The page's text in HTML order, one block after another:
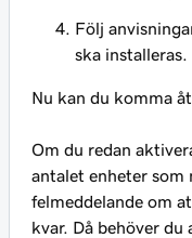
Följ
ska installeras.
Nu kan du komma
Om du redan
antalet enheter som
felmeddelande om
kvar. Då behöver du